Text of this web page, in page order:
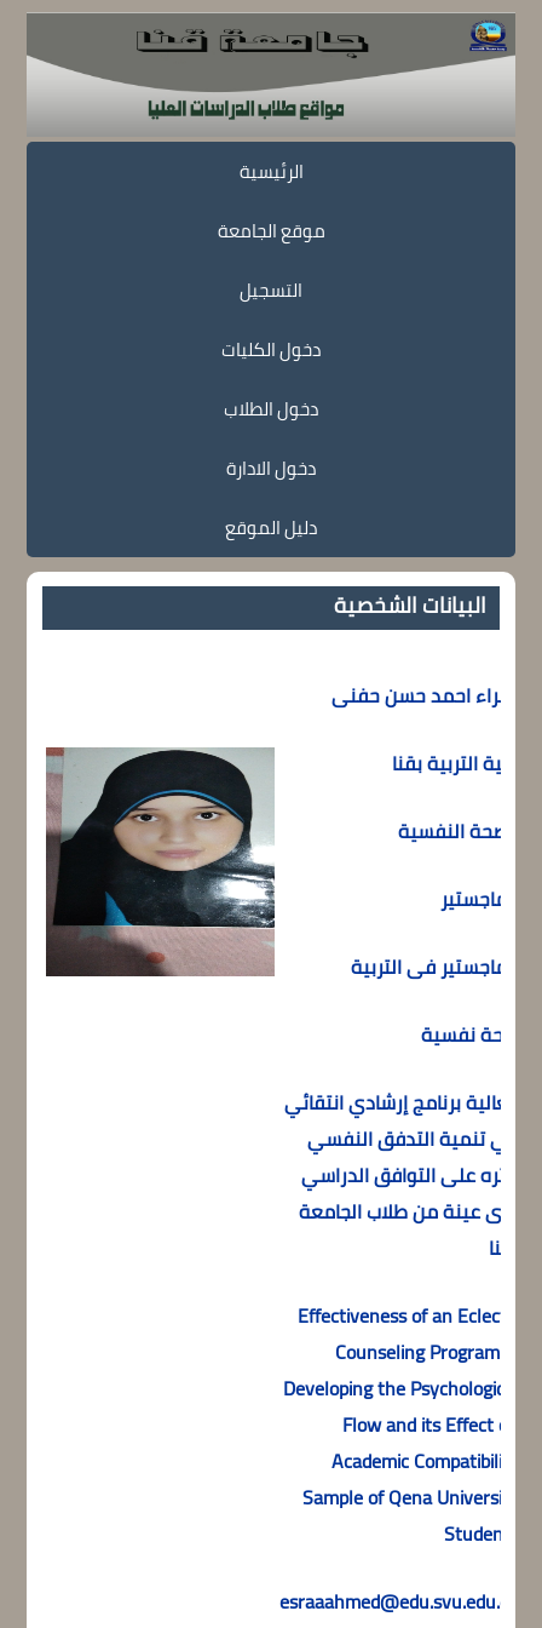
الرئيسية
موقع الجامعة
التسجيل
دخول الكليات
دخول الطلاب
دخول الادارة
دليل الموقع
البيانات الشخصية
اسراء احمد حسن حفنى
كلية التربية بقنا
الصحة النفسية
الماجستير
الماجستير فى التربية
صحة نفسية
فعالية برنامج إرشادي انتقائي
في تنمية التدفق النفسي
وأثره على التوافق الدراسي
لدى عينة من طلاب الجامعة
بقنا
Effectiveness of an Eclectic
Counseling Program in
Developing the Psychological
Flow and its Effect on
Academic Compatibility
Sample of Qena University
Students
esraaahmed@edu.svu.edu.eg